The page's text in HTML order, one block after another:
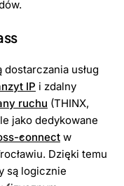
usług
IP i zdalny
ruchu (THINX,
jako dedykowane
connect w
Dzięki temu
są logicznie